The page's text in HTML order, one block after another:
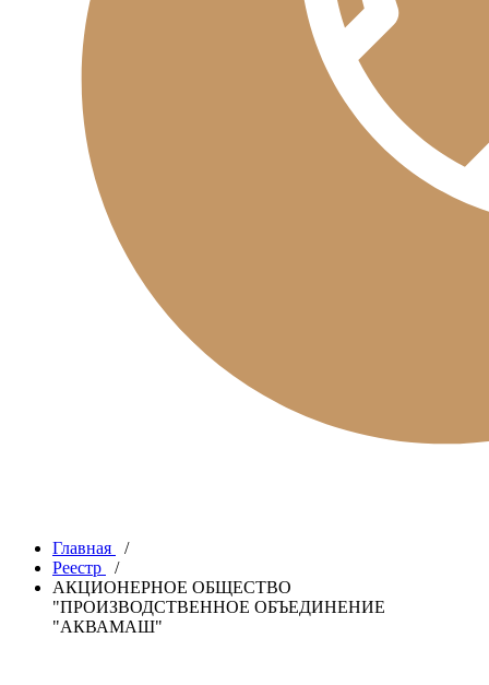
Главная
/
Реестр
/
АКЦИОНЕРНОЕ ОБЩЕСТВО
"ПРОИЗВОДСТВЕННОЕ ОБЪЕДИНЕНИЕ
"АКВАМАШ"